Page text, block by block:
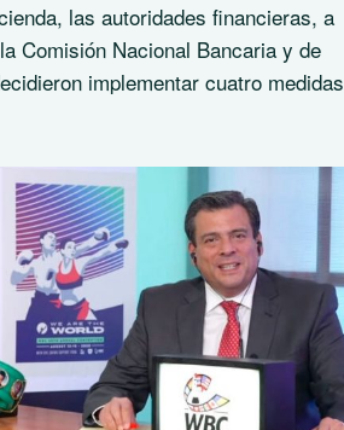
las autoridades financieras, a
Comisión Nacional Bancaria y de
implementar cuatro medidas